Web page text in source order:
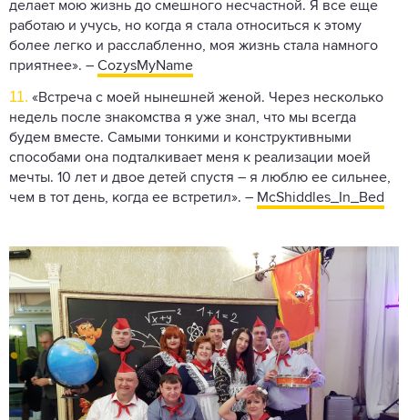
делает мою жизнь до смешного несчастной. Я все еще
работаю и учусь, но когда я стала относиться к этому
более легко и расслабленно, моя жизнь стала намного
приятнее». – CozysMyName
11. «Встреча с моей нынешней женой. Через несколько
недель после знакомства я уже знал, что мы всегда
будем вместе. Самыми тонкими и конструктивными
способами она подталкивает меня к реализации моей
мечты. 10 лет и двое детей спустя – я люблю ее сильнее,
чем в тот день, когда ее встретил». – McShiddles_In_Bed